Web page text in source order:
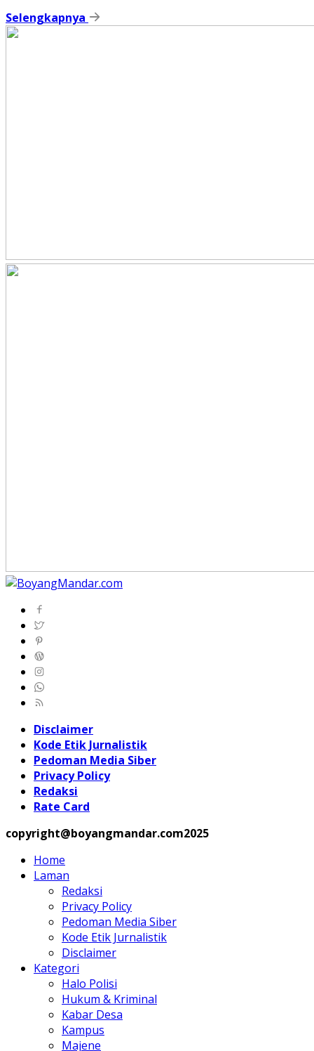
Selengkapnya
Disclaimer
Kode Etik Jurnalistik
Pedoman Media Siber
Privacy Policy
Redaksi
Rate Card
copyright@boyangmandar.com2025
Home
Laman
Redaksi
Privacy Policy
Pedoman Media Siber
Kode Etik Jurnalistik
Disclaimer
Kategori
Halo Polisi
Hukum & Kriminal
Kabar Desa
Kampus
Majene